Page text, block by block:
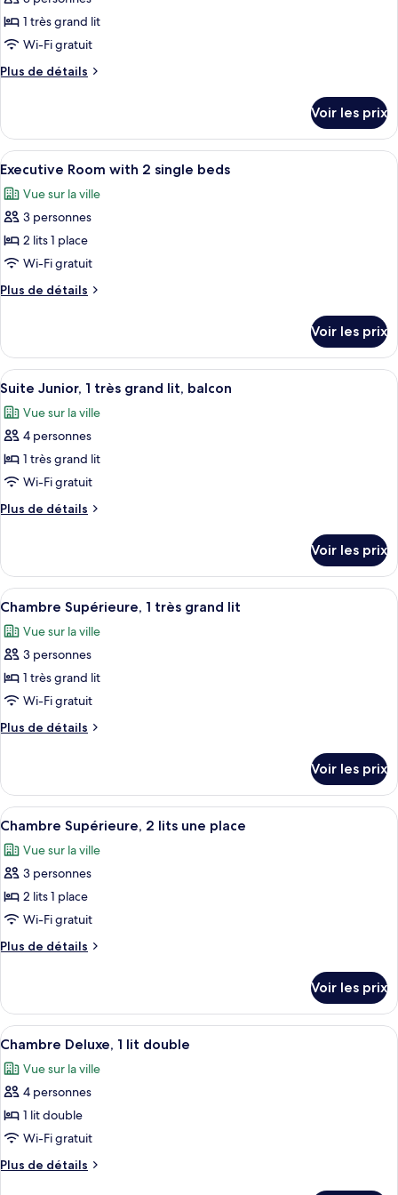
size
bed
king
bed
pour
ce
type
de
Executive
Room
with
1
king-
size
bed
1 très grand lit
Wi-Fi gratuit
Plus de détails
Plus
le
type
de
Executive
Room
king-
bed
Voir les prix
Afficher
toutes
les
photos
pour
ce
type
de
Executive
Room
with
2
single
beds
Une chambre d’hôtel avec deux
4
Executive Room with 2 single beds
Vue sur la ville
3 personnes
2 lits 1 place
Wi-Fi gratuit
Plus de détails
Plus
le
type
de
Executive
Room
2
single
Voir les prix
Afficher
toutes
les
photos
pour
ce
type
de
Suite
Junior,
1
très
grand
lit,
balcon
Une chambre d’hôtel moderne
6
Suite Junior, 1 très grand lit, balcon
Vue sur la ville
4 personnes
1 très grand lit
Wi-Fi gratuit
Plus de détails
Plus
le
type
de
Suite
Junior,
très
grand
balcon
Voir les prix
Afficher
toutes
les
photos
pour
ce
type
de
Chambre
Supérieure,
1
très
grand
lit
Une chambre d’hôtel moderne,
5
Chambre Supérieure, 1 très grand lit
Vue sur la ville
3 personnes
1 très grand lit
Wi-Fi gratuit
Plus de détails
Plus
le
type
de
Chambre
Supérieure,
très
grand
Voir les prix
Afficher
toutes
les
photos
pour
ce
type
de
Chambre
Supérieure,
2
lits
une
place
Une chambre d’hôtel moderne
5
Chambre Supérieure, 2 lits une place
Vue sur la ville
3 personnes
2 lits 1 place
Wi-Fi gratuit
Plus de détails
Plus
le
type
de
Chambre
Supérieure,
lits
une
Voir les prix
Afficher
toutes
les
photos
pour
ce
type
de
Une chambre d’hôtel moderne
4
Chambre Deluxe, 1 lit double
Vue sur la ville
4 personnes
1 lit double
Wi-Fi gratuit
Plus de détails
Plus